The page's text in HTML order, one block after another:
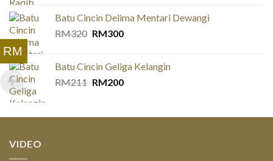
Batu Cincin Delima Mentari Dewangi
RM320 Original
RM320.
RM300Current
RM300.
Batu Cincin Geliga Kelangin
RM211 Original
RM211.
RM200Current
RM200.
VIDEO
RM